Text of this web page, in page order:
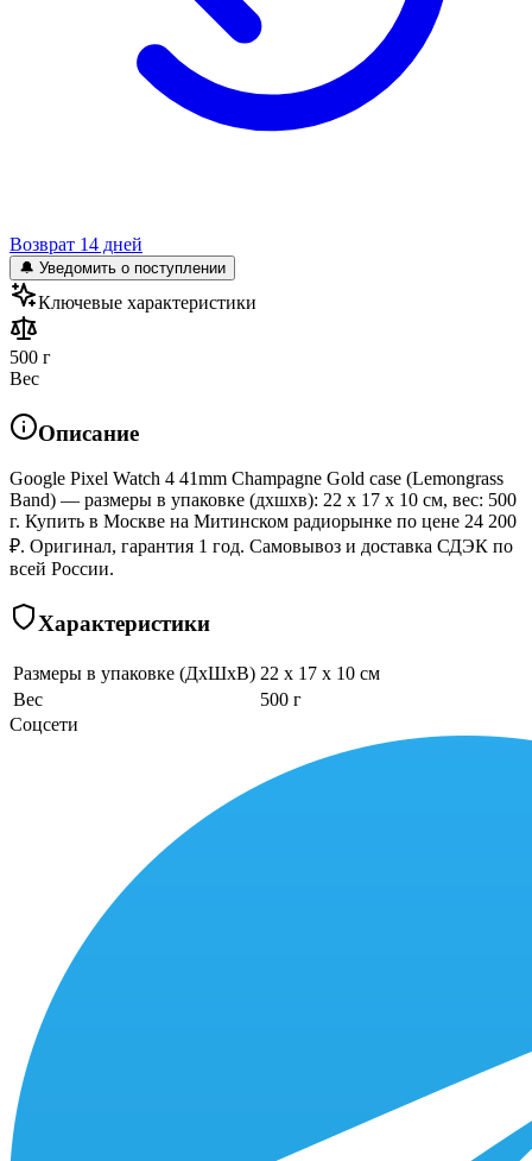
Возврат 14 дней
🔔 Уведомить о поступлении
Ключевые характеристики
500 г
Вес
Описание
Google Pixel Watch 4 41mm Champagne Gold case (Lemongrass
Band) — размеры в упаковке (дхшхв): 22 x 17 x 10 см, вес: 500
г. Купить в Москве на Митинском радиорынке по цене 24 200
₽. Оригинал, гарантия 1 год. Самовывоз и доставка СДЭК по
всей России.
Характеристики
Размеры в упаковке (ДхШхВ) 22 x 17 x 10 см
Вес
500 г
Соцсети